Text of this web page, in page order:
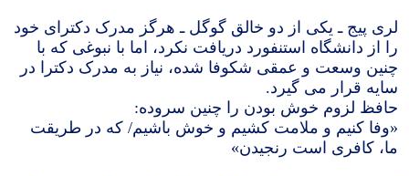
لری پیج ـ یکی از دو خالق گوگل ـ هرگز مدرک دکترای خود
را از دانشگاه استنفورد دریافت نکرد، اما با نبوغی که با
چنین وسعت و عمقی شکوفا شده، نیاز به مدرک دکترا در
سایه قرار می گیرد.
حافظ لزوم خوش بودن را چنین سروده:
«وفا کنیم و ملامت کشیم و خوش باشیم/ که در طریقت
ما، کافری است رنجیدن»